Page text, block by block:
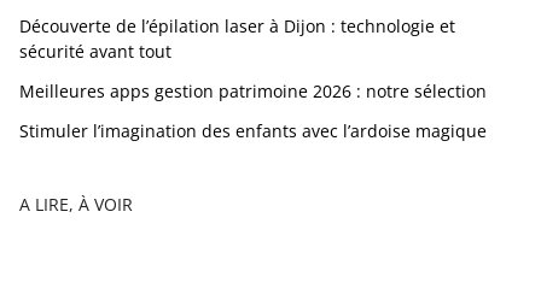
Découverte de l’épilation laser à Dijon : technologie et
sécurité avant tout
Meilleures apps gestion patrimoine 2026 : notre sélection
Stimuler l’imagination des enfants avec l’ardoise magique
A LIRE, À VOIR